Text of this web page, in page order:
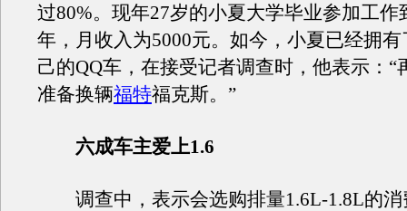
过80%。现年27岁的小夏大学毕业参加工作
年，月收入为5000元。如今，小夏已经拥
己的QQ车，在接受记者调查时，他表示：“
准备换辆福特福克斯。”
六成车主爱上1.6
调查中，表示会选购排量1.6L-1.8L的消